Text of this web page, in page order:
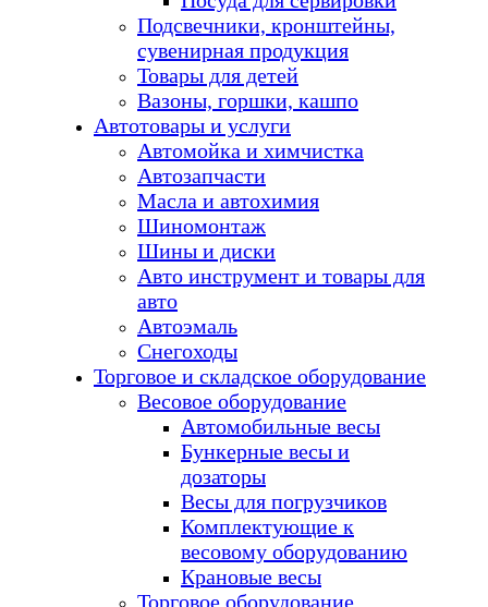
Подсвечники, кронштейны,
сувенирная продукция
Товары для детей
Вазоны, горшки, кашпо
Автотовары и услуги
Автомойка и химчистка
Автозапчасти
Масла и автохимия
Шиномонтаж
Шины и диски
Авто инструмент и товары для
авто
Автоэмаль
Снегоходы
Торговое и складское оборудование
Весовое оборудование
Автомобильные весы
Бункерные весы и
дозаторы
Весы для погрузчиков
Комплектующие к
весовому оборудованию
Крановые весы
Торговое оборудование